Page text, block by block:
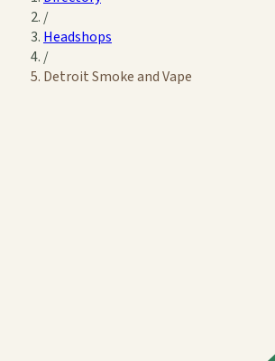
/
Headshops
/
Detroit Smoke and Vape